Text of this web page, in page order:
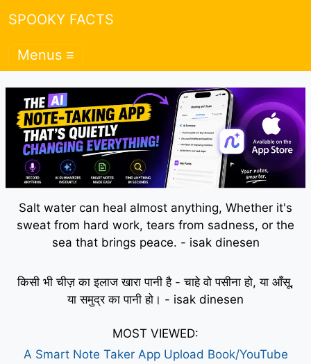
SPOOKY FACTS
Menus ≡
Salt water can heal almost anything, Whether it's
sweat from hard work, tears from sadness, or the
sea that brings peace. - isak dinesen
किसी भी चीज़ का इलाज खारा पानी है - चाहे वो पसीना हो, या आँसू,
या समुद्र का पानी हो। - isak dinesen
MOST VIEWED:
A Smart Note Taker App Upload Book/YouTube